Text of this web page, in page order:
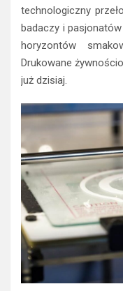
technologiczny
badaczy i
horyzontów
Drukowane
już dzisiaj.